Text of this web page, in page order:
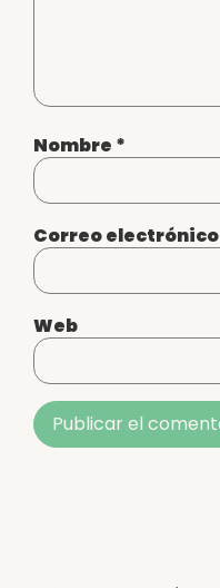
Nombre *
Correo electrónico
Web